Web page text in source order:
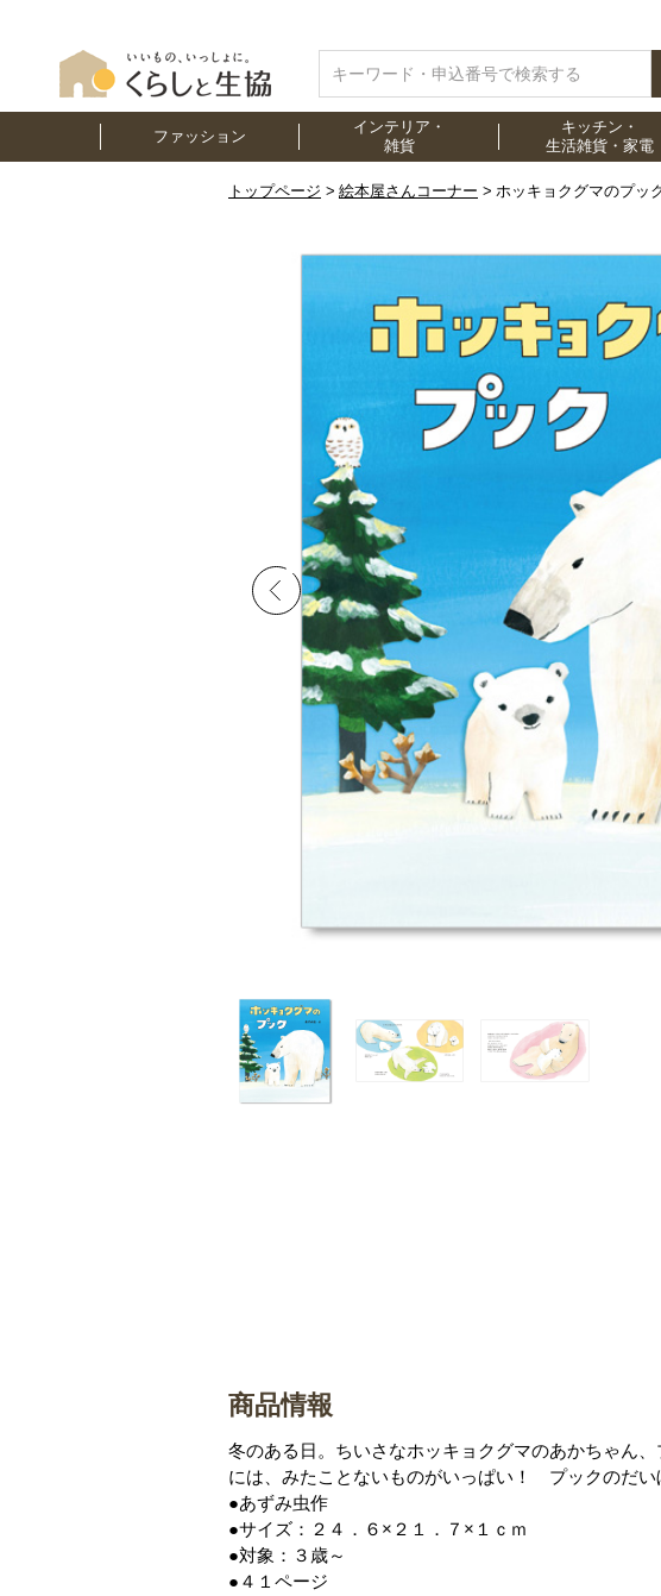
ファッション
インテリア・
雑貨
キッチン・
生活雑貨・家電
トップページ 絵本屋さんコーナー ホッキョクグマのプッ
商品情報
冬のある日。ちいさなホッキョクグマのあかちゃん
には、みたことないものがいっぱい！ プックのだい
●あずみ虫作
●サイズ：２４．６×２１．７×１ｃｍ
●対象：３歳～
●４１ページ